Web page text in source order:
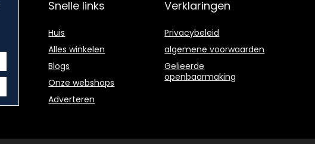
Snelle links
Huis
Alles winkelen
Blogs
Onze webshops
Adverteren
Verklaringen
Privacybeleid
algemene voorwaarden
Gelieerde
openbaarmaking